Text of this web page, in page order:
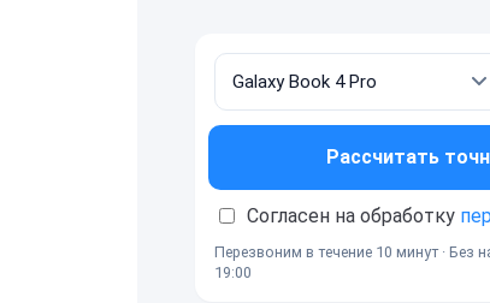
Рассчитать
Согласен на обработку
Перезвоним в течение 10 минут · Без
19:00